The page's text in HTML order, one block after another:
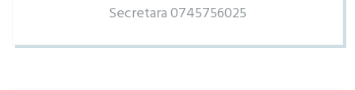
Secretara 0745756025